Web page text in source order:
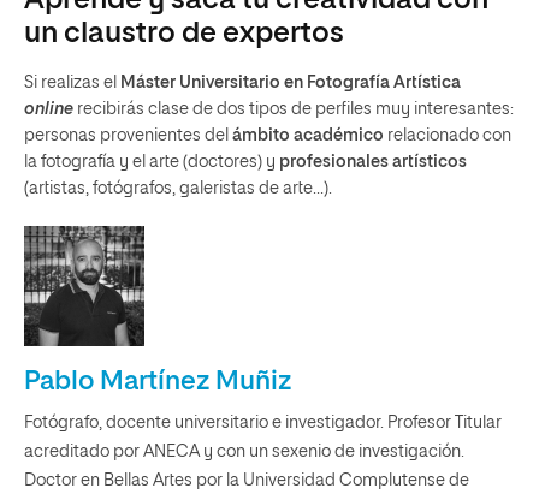
un claustro de expertos
Si realizas el Máster Universitario en Fotografía Artística
online recibirás clase de dos tipos de perfiles muy interesantes:
personas provenientes del ámbito académico relacionado con
la fotografía y el arte (doctores) y profesionales artísticos
(artistas, fotógrafos, galeristas de arte…).
Pablo Martínez Muñiz
Fotógrafo, docente universitario e investigador. Profesor Titular
acreditado por ANECA y con un sexenio de investigación.
Doctor en Bellas Artes por la Universidad Complutense de